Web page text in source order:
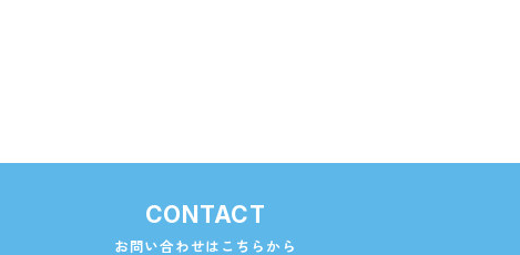
CONTACT
お問い合わせはこちらから